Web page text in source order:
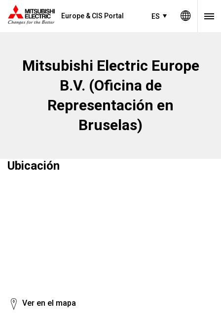
Europe & CIS Portal ES
Mitsubishi Electric Europe
B.V. (Oficina de
Representación en
Bruselas)
Ubicación
Ver en el mapa